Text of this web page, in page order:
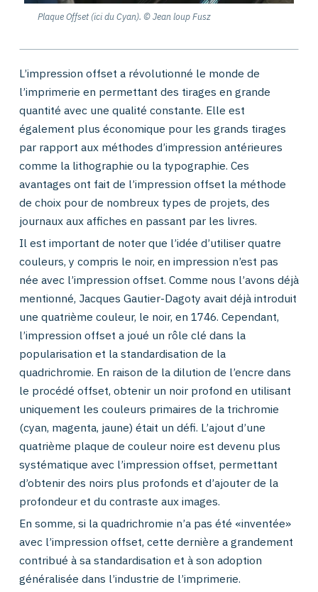
Plaque Offset (ici du Cyan). © Jean loup Fusz
L’impression offset a révolutionné le monde de
l’imprimerie en permettant des tirages en grande
quantité avec une qualité constante. Elle est
également plus économique pour les grands tirages
par rapport aux méthodes d’impression antérieures
comme la lithographie ou la typographie. Ces
avantages ont fait de l’impression offset la méthode
de choix pour de nombreux types de projets, des
journaux aux affiches en passant par les livres.
Il est important de noter que l’idée d’utiliser quatre
couleurs, y compris le noir, en impression n’est pas
née avec l’impression offset. Comme nous l’avons déjà
mentionné, Jacques Gautier-Dagoty avait déjà introduit
une quatrième couleur, le noir, en 1746. Cependant,
l’impression offset a joué un rôle clé dans la
popularisation et la standardisation de la
quadrichromie. En raison de la dilution de l’encre dans
le procédé offset, obtenir un noir profond en utilisant
uniquement les couleurs primaires de la trichromie
(cyan, magenta, jaune) était un défi. L’ajout d’une
quatrième plaque de couleur noire est devenu plus
systématique avec l’impression offset, permettant
d’obtenir des noirs plus profonds et d’ajouter de la
profondeur et du contraste aux images.
En somme, si la quadrichromie n’a pas été «inventée»
avec l’impression offset, cette dernière a grandement
contribué à sa standardisation et à son adoption
généralisée dans l’industrie de l’imprimerie.